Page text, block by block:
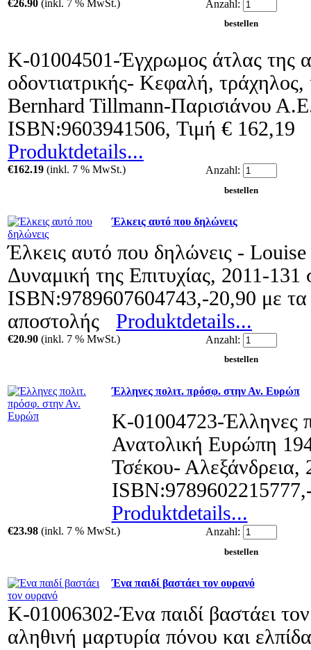
€26.90 (inkl. 7 % MwSt.) Anzahl:
Κ-01004501-Έγχρωμος άτλας της
οδοντιατρικής- Κεφαλή,
Bernhard Tillmann-Παρισιάνου
ISBN:9603941506, Τιμή € 162,19
Produktdetails...
€162.19 (inkl. 7 % MwSt.) Anzahl:
Έλκεις αυτό που δηλώνεις
Έλκεις αυτό που δηλώνεις -
Δυναμική της Επιτυχίας, 2011-131
ISBN:9789607604743,-20,90 με τα
αποστολής Produktdetails...
€20.90 (inkl. 7 % MwSt.) Anzahl:
Έλληνες πολιτ. πρόσφ. στην Αν. Ευρώπ
Κ-01004723-Έλληνες
Ανατολική Ευρώπη
Τσέκου- Αλεξάνδρεια,
Produktdetails...
€23.98 (inkl. 7 % MwSt.) Anzahl:
Ένα παιδί βαστάει τον ουρανό
Κ-01006302-Ένα παιδί βαστάει
αληθινή μαρτυρία πόνου και